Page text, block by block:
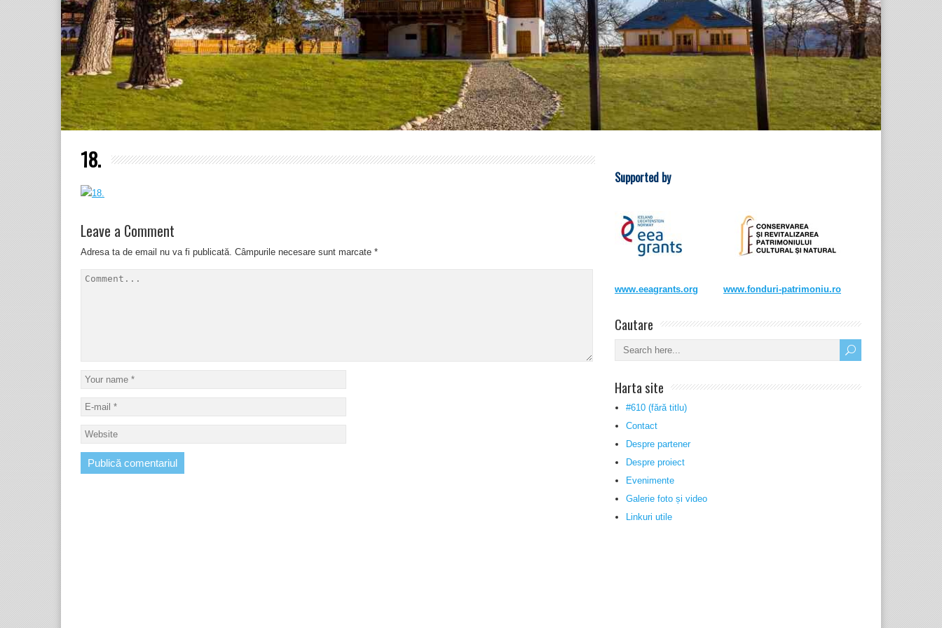
18.
Leave a Comment
Adresa ta de email nu va fi publicată. Câmpurile necesare sunt marcate *
Supported by
www.eeagrants.org www.fonduri-patrimoniu.ro
Cautare
Harta site
#610 (fără titlu)
Contact
Despre partener
Despre proiect
Evenimente
Galerie foto și video
Linkuri utile